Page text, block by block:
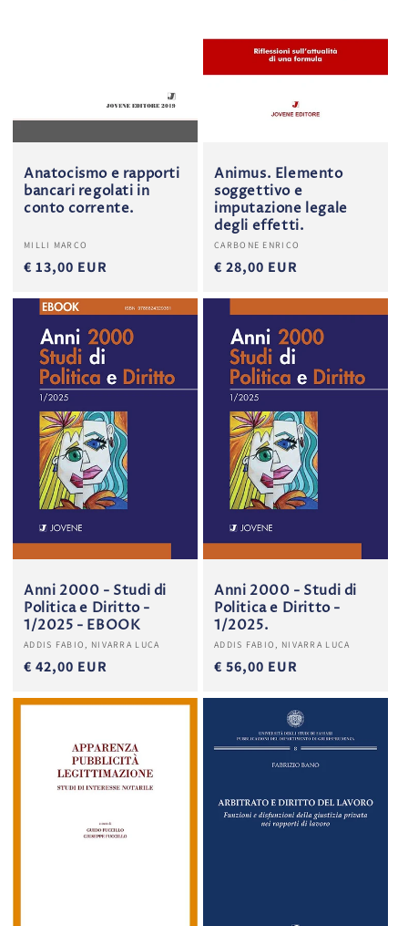
Anatocismo e rapporti
bancari regolati in
conto corrente.
Produttore:
MILLI MARCO
€ 13,00 EUR
Animus. Elemento
soggettivo e
imputazione legale
degli effetti.
Produttore:
CARBONE ENRICO
€ 28,00 EUR
Anni 2000 - Studi di
Politica e Diritto -
1/2025 - EBOOK
Produttore:
ADDIS FABIO, NIVARRA LUCA
€ 42,00 EUR
Anni 2000 - Studi di
Politica e Diritto -
1/2025.
Produttore:
ADDIS FABIO, NIVARRA LUCA
€ 56,00 EUR